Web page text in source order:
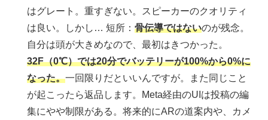
はグレート。重すぎない。スピーカーのクオリティ
は良い。しかし… 短所：骨伝導ではないのが残念。
自分は頭が大きめなので、最初はきつかった。
32F（0℃）では20分でバッテリーが100%から0%に
なった。一回限りだといいんですが。また同じこと
が起こったら返品します。Meta経由のUIは投稿の編
集にやや制限がある。将来的にARの道案内や、カメ